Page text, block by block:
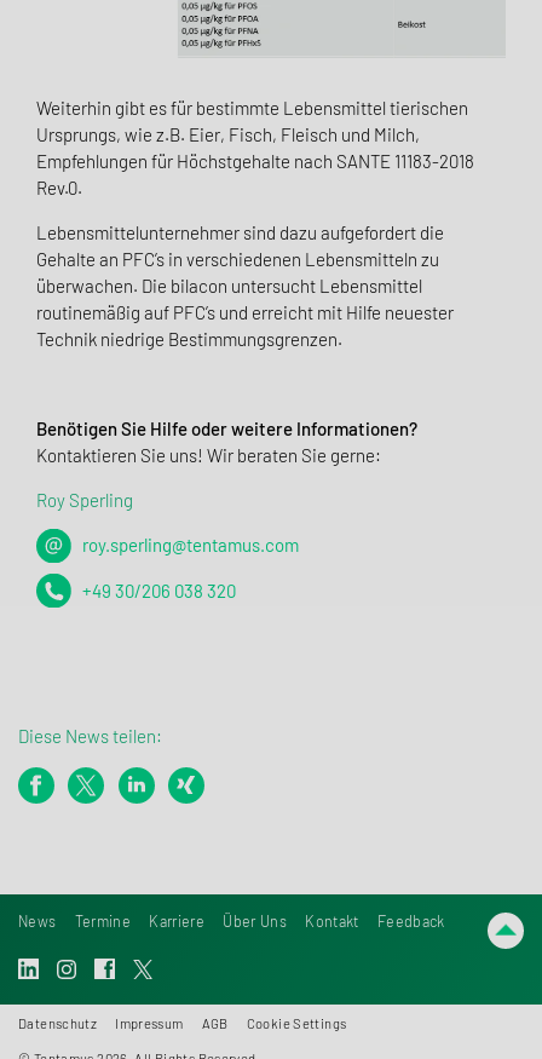
Weiterhin gibt es für bestimmte Lebensmittel tierischen
Ursprungs, wie z.B. Eier, Fisch, Fleisch und Milch,
Empfehlungen für Höchstgehalte nach SANTE 11183-2018
Rev.0.
Lebensmittelunternehmer sind dazu aufgefordert die
Gehalte an PFC’s in verschiedenen Lebensmitteln zu
überwachen. Die bilacon untersucht Lebensmittel
routinemäßig auf PFC’s und erreicht mit Hilfe neuester
Technik niedrige Bestimmungsgrenzen.
Benötigen Sie Hilfe oder weitere Informationen?
Kontaktieren Sie uns! Wir beraten Sie gerne:
Roy Sperling
roy.sperling@tentamus.com
+49 30/206 038 320
Diese News teilen:
News Termine Karriere Über Uns Kontakt Feedback
Datenschutz Impressum AGB Cookie Settings